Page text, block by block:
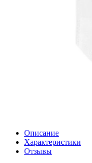
Описание
Характеристики
Отзывы